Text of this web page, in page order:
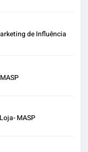
de Influência
MASP